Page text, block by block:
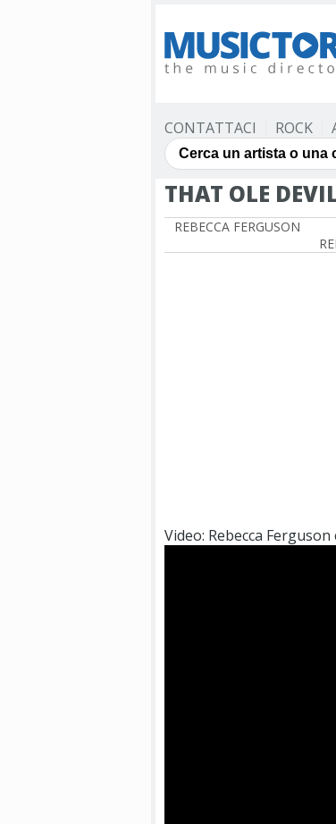
CONTATTACI ROCK
THAT OLE
REBECCA FERGUSON
Video: Rebecca